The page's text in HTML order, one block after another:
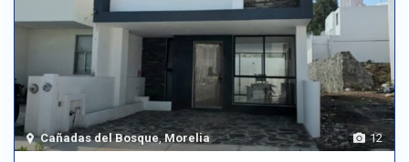
12
Cañadas del Bosque,Morelia